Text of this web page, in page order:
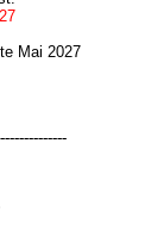
Mai 2027